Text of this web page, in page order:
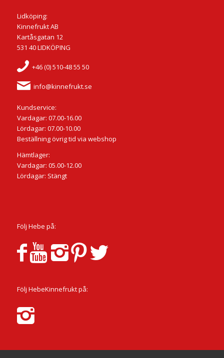
Lidköping:
Kinnefrukt AB
Kartåsgatan 12
531 40 LIDKÖPING
+46 (0) 510-48 55 50
info@kinnefrukt.se
Kundservice:
Vardagar: 07.00-16.00
Lördagar: 07.00-10.00
Beställning övrig tid via webshop
Hämtlager:
Vardagar: 05.00-12.00
Lördagar: Stängt
Följ Hebe på:
Följ HebeKinnefrukt på: